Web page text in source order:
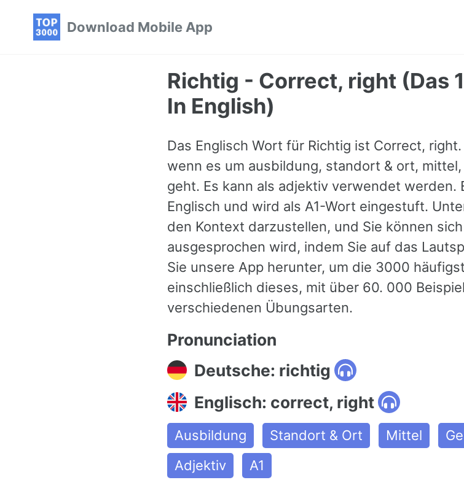
Download Mobile App
Richtig - Correct, right (Das
In English)
Das Englisch Wort für Richtig ist Correct,
wenn es um ausbildung, standort & ort,
geht. Es kann als adjektiv verwendet werden.
Englisch und wird als A1-Wort eingestuft.
den Kontext darzustellen, und Sie können
ausgesprochen wird, indem Sie auf das
Sie unsere App herunter, um die 3000
einschließlich dieses, mit über 60. 000
verschiedenen Übungsarten.
Pronunciation
Deutsche: richtig
Englisch: correct, right
Ausbildung Standort & Ort Mittel
Adjektiv
A1